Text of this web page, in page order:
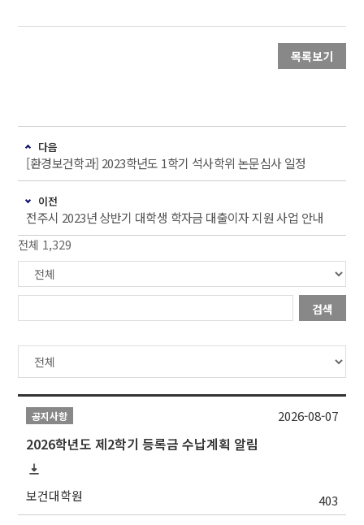
목록보기
다음
[환경보건학과] 2023학년도 1학기 석사학위 논문심사 일정
이전
전주시 2023년 상반기 대학생 학자금 대출이자 지원 사업 안내
전체 1,329
검색
공지사항
2026학년도 제2학기 등록금 수납계획 알림
보건대학원 403
2026-08-07